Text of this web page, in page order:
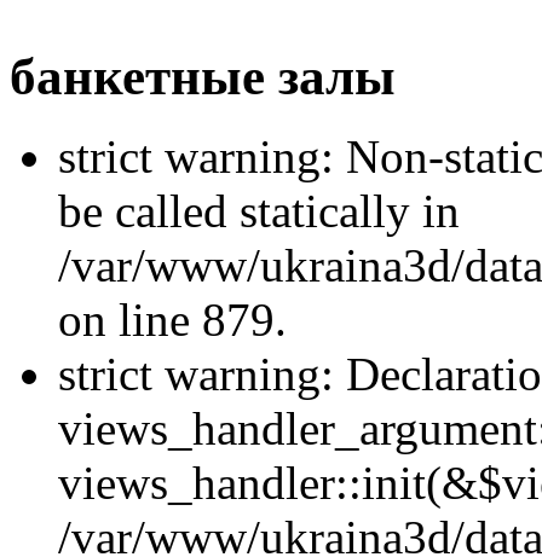
банкетные залы
strict warning: Non-
be called statically in
/var/www/ukraina3d/
on line 879.
strict warning:
/var/www/ukraina3d/